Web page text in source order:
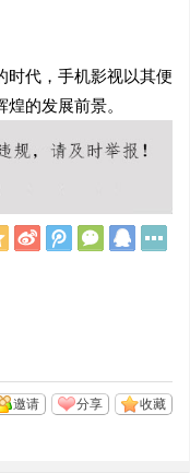
时代，手机影视以其便
的发展前景。
Q
新
浪
腾
讯
微
信
Q
收藏
分享
邀请